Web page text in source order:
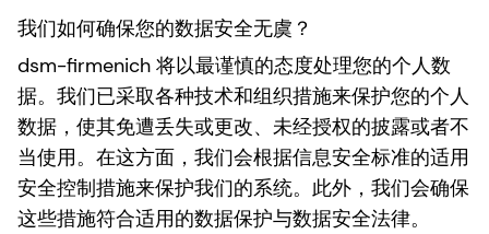
我们如何确保您的数据安全无虞？
dsm-firmenich 将以最谨慎的态度处理您的个人数
据。我们已采取各种技术和组织措施来保护您的个人
数据，使其免遭丢失或更改、未经授权的披露或者不
当使用。在这方面，我们会根据信息安全标准的适用
安全控制措施来保护我们的系统。此外，我们会确保
这些措施符合适用的数据保护与数据安全法律。